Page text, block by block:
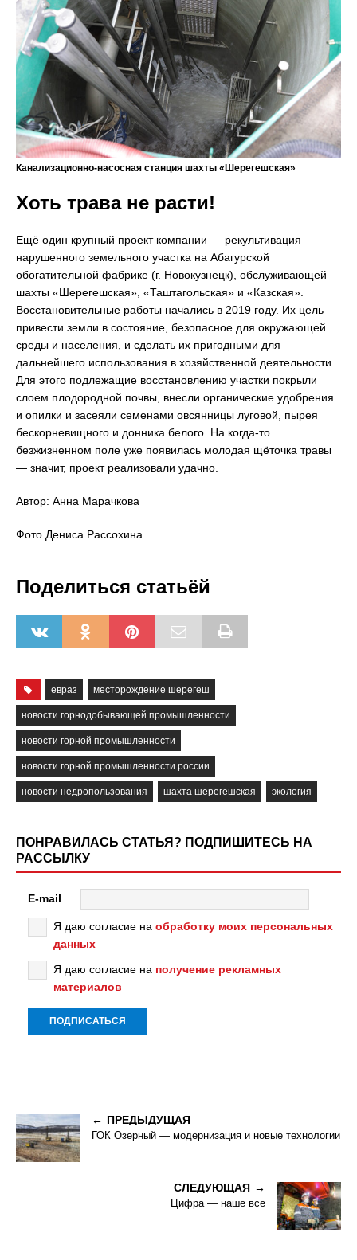
Канализационно-насосная станция шахты «Шерегешская»
Хоть трава не расти!
Ещё один крупный проект компании — рекультивация
нарушенного земельного участка на Абагурской
обогатительной фабрике (г. Новокузнецк), обслуживающей
шахты «Шерегешская», «Таштагольская» и «Казская».
Восстановительные работы начались в 2019 году. Их цель —
привести земли в состояние, безопасное для окружающей
среды и населения, и сделать их пригодными для
дальнейшего использования в хозяйственной деятельности.
Для этого подлежащие восстановлению участки покрыли
слоем плодородной почвы, внесли органические удобрения
и опилки и засеяли семенами овсянницы луговой, пырея
бескорневищного и донника белого. На когда-то
безжизненном поле уже появилась молодая щёточка травы
— значит, проект реализовали удачно.
Автор: Анна Марачкова
Фото Дениса Рассохина
Поделиться статьёй
евраз месторождение шерегеш
новости горнодобывающей промышленности
новости горной промышленности
новости горной промышленности россии
новости недропользования шахта шерегешская экология
ПОНРАВИЛАСЬ СТАТЬЯ? ПОДПИШИТЕСЬ НА
РАССЫЛКУ
E-mail
Я даю согласие на обработку моих персональных
данных
Я даю согласие на получение рекламных
материалов
ПРЕДЫДУЩАЯ
ГОК Озерный — модернизация и новые технологии
СЛЕДУЮЩАЯ
Цифра — наше все